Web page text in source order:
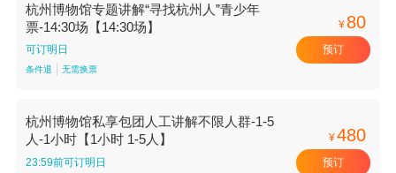
杭州博物馆专题讲解“寻找杭州人”青少年
票-14:30场【14:30场】
可订明日
条件退 无需换票
¥ 80
预订
杭州博物馆私享包团人工讲解不限人群-1-5
人-1小时【1小时 1-5人】
23:59前可订明日
¥480
预订